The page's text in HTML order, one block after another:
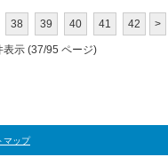
38 39 40 41 42 >
示 (37/95 ページ)
マップ